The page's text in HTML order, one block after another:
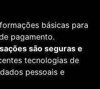
básicas para
pagamento.
são seguras e
tecnologias de
pessoais e